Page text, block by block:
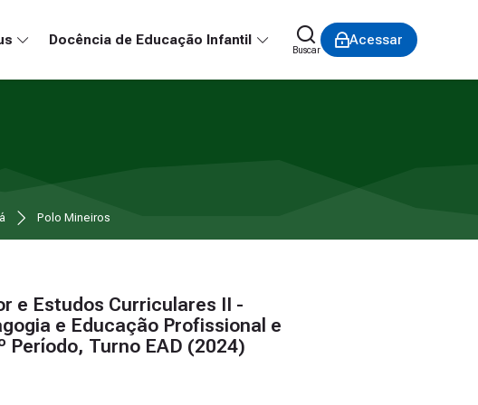
Docência de Educação Infantil
Buscar
Acessar
Polo Mineiros
e Estudos Curriculares II -
e Educação Profissional e
Turno EAD (2024)